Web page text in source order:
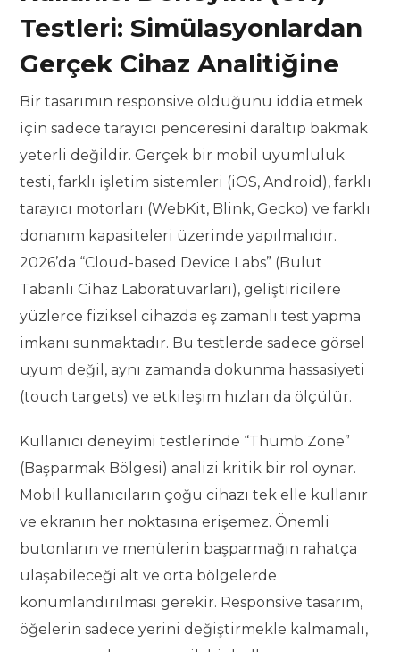
Testleri: Simülasyonlardan
Gerçek Cihaz Analitiğine
Bir tasarımın responsive olduğunu iddia etmek
için sadece tarayıcı penceresini daraltıp bakmak
yeterli değildir. Gerçek bir mobil uyumluluk
testi, farklı işletim sistemleri (iOS, Android), farklı
tarayıcı motorları (WebKit, Blink, Gecko) ve farklı
donanım kapasiteleri üzerinde yapılmalıdır.
2026’da “Cloud-based Device Labs” (Bulut
Tabanlı Cihaz Laboratuvarları), geliştiricilere
yüzlerce fiziksel cihazda eş zamanlı test yapma
imkanı sunmaktadır. Bu testlerde sadece görsel
uyum değil, aynı zamanda dokunma hassasiyeti
(touch targets) ve etkileşim hızları da ölçülür.
Kullanıcı deneyimi testlerinde “Thumb Zone”
(Başparmak Bölgesi) analizi kritik bir rol oynar.
Mobil kullanıcıların çoğu cihazı tek elle kullanır
ve ekranın her noktasına erişemez. Önemli
butonların ve menülerin başparmağın rahatça
ulaşabileceği alt ve orta bölgelerde
konumlandırılması gerekir. Responsive tasarım,
öğelerin sadece yerini değiştirmekle kalmamalı,